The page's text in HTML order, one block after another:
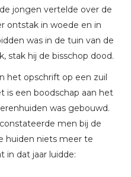
jongen vertelde over de
ontstak in woede en in
was in de tuin van de
stak hij de bisschop dood.
het opschrift op een zuil
is een boodschap aan het
was gebouwd.
men bij de
huiden niets meer te
in dat jaar luidde: